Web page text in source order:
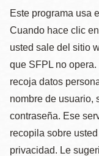
Este programa usa
Cuando hace clic
usted sale del sitio
que SFPL no
recoja datos
nombre de usuario,
contraseña. Ese
recopila sobre
privacidad. Le